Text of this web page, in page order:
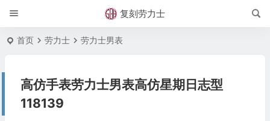
复刻劳力士
首页 劳力士 劳力士男表
高仿手表劳力士男表高仿星期日志型
118139